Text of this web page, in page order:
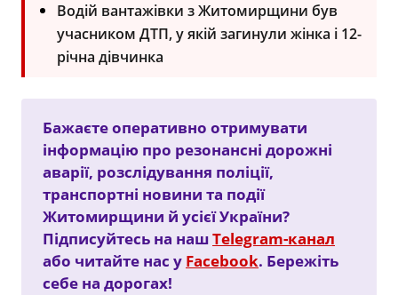
Водій вантажівки з Житомирщини був
учасником ДТП, у якій загинули жінка і 12-
річна дівчинка
Бажаєте оперативно отримувати
інформацію про резонансні дорожні
аварії, розслідування поліції,
транспортні новини та події
Житомирщини й усієї України?
Підписуйтесь на нашTelegram-канал
або читайте нас у Facebook. Бережіть
себе на дорогах!